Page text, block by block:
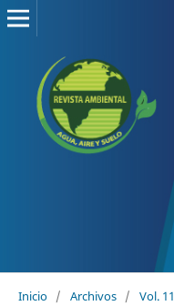
Inicio / Archivos / Vol.